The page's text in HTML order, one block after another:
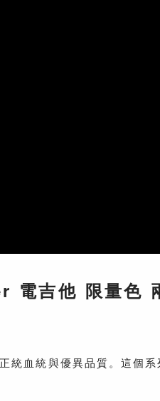
吉他 限量色
血統與優異品質。這個